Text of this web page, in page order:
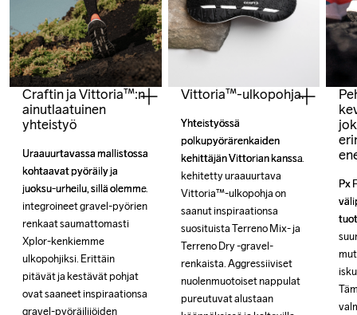
Craftin ja Vittoria™:n
ainutlaatuinen
yhteistyö
Uraauurtavassa mallistossa
kohtaavat pyöräily ja
juoksu-urheilu, sillä olemme
integroineet gravel-pyörien
renkaat saumattomasti
Xplor-kenkiemme
ulkopohjiksi. Erittäin
pitävät ja kestävät pohjat
ovat saaneet inspiraationsa
gravel-pyöräilijöiden
Uraauurtavassa mallistossa
kohtaavat pyöräily ja
juoksu-urheilu, sillä olemme
integroineet gravel-pyörien
renkaat saumattomasti
Xplor-kenkiemme
ulkopohjiksi. Erittäin
pitävät ja kestävät pohjat
ovat saaneet inspiraationsa
gravel-pyöräilijöiden
Vittoria™-ulkopohja.
Yhteistyössä
polkupyörärenkaiden
kehittäjän Vittorian kanssa
kehitetty uraauurtava
Vittoria™-ulkopohja on
saanut inspiraationsa
suosituista Terreno Mix- ja
Terreno Dry -gravel-
renkaista. Aggressiiviset
nuolenmuotoiset nappulat
pureutuvat alustaan
Yhteistyössä
polkupyörärenkaiden
kehittäjän Vittorian kanssa
kehitetty uraauurtava
Vittoria™-ulkopohja on
saanut inspiraationsa
suosituista Terreno Mix- ja
Terreno Dry -gravel-
renkaista. Aggressiiviset
nuolenmuotoiset nappulat
pureutuvat alustaan
Px
Px